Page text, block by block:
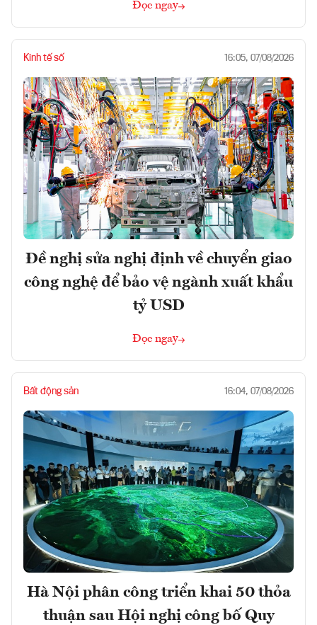
Đọc ngay
Kinh tế số 16:05, 07/08/2026
Đề nghị sửa nghị định về chuyển giao
công nghệ để bảo vệ ngành xuất khẩu
tỷ USD
Đọc ngay
Bất động sản 16:04, 07/08/2026
Hà Nội phân công triển khai 50 thỏa
thuận sau Hội nghị công bố Quy